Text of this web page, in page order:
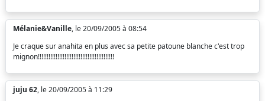
Mélanie&Vanille, le 20/09/2005 à 08:54
Je craque sur anahita en plus avec sa petite patoune blanche c'est trop
mignon!!!!!!!!!!!!!!!!!!!!!!!!!!!!!!!!!!!!!!!!!!!
juju 62, le 20/09/2005 à 11:29